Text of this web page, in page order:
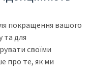
покращення вашого
та для
своїми
про те, як ми